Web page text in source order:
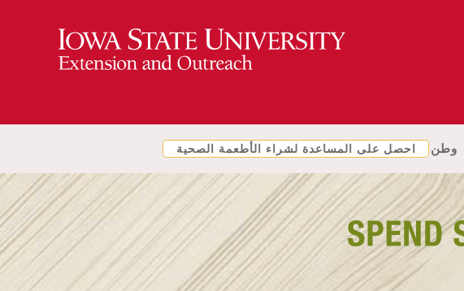
وطن احصل على المساعدة لشراء الأطعمة الصحية